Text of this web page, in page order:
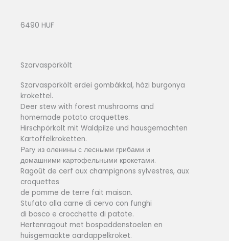
6490 HUF
Szarvaspörkölt
Szarvaspörkölt erdei gombákkal, házi burgonya
krokettel.
Deer stew with forest mushrooms and
homemade potato croquettes.
Hirschpörkölt mit Waldpilze und hausgemachten
Kartoffelkroketten.
Рагу из оленины с лесными грибами и
домашними картофельными крокетами.
Ragoût de cerf aux champignons sylvestres, aux
croquettes
de pomme de terre fait maison.
Stufato alla carne di cervo con funghi
di bosco e crocchette di patate.
Hertenragout met bospaddenstoelen en
huisgemaakte aardappelkroket.